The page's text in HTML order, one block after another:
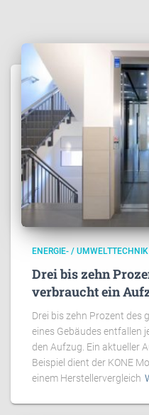
ENERGIE- / UMWELTTECHNIK
Drei bis zehn
verbraucht ein
Drei bis zehn Prozent des
eines Gebäudes entfallen
den Aufzug. Ein aktueller
Beispiel dient der KONE
einem Herstellervergleich